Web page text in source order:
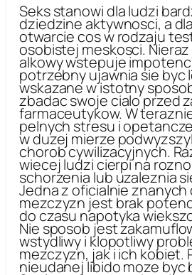
Seks stanowi dla ludzi
dziedzine aktywnosci, a
otwarcie cos w rodzaju
osobistej meskosci.
alkowy wstepuje
potrzebny ujawnia sie byc
wskazane w istotny
zbadac swoje cialo przed
farmaceutykow. W
pelnych stresu i
w duzej mierze
chorob cywilizacyjnych.
wiecej ludzi cierpi na
schorzenia lub uzaleznia
Jedna z oficialnie
mezczyzn jest brak
do czasu napotyka
Nie sposob jest
wstydliwy i klopotliwy
mezczyzn, jak i ich kobiet.
nieudanej libido moze byc